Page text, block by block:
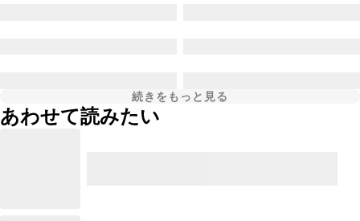
続きをもっと見る
あわせて読みたい